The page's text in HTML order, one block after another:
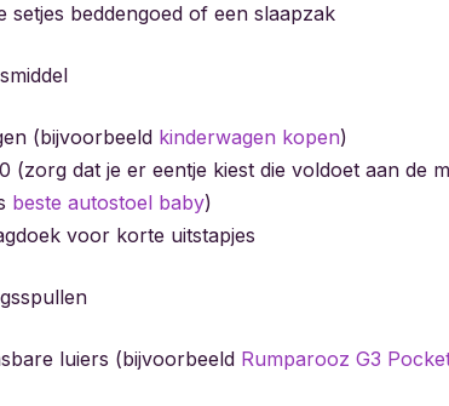
setjes beddengoed of een slaapzak
(bijvoorbeeld kinderwagen kopen)
(zorg dat je er eentje kiest die voldoet aan de
beste autostoel baby)
voor korte uitstapjes
luiers (bijvoorbeeld Rumparooz G3